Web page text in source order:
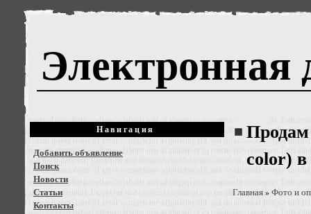
Электронная
Навигация
Добавить объявление
Поиск
Новости
Статьи
Контакты
Продам
color)
Главная»Фото и